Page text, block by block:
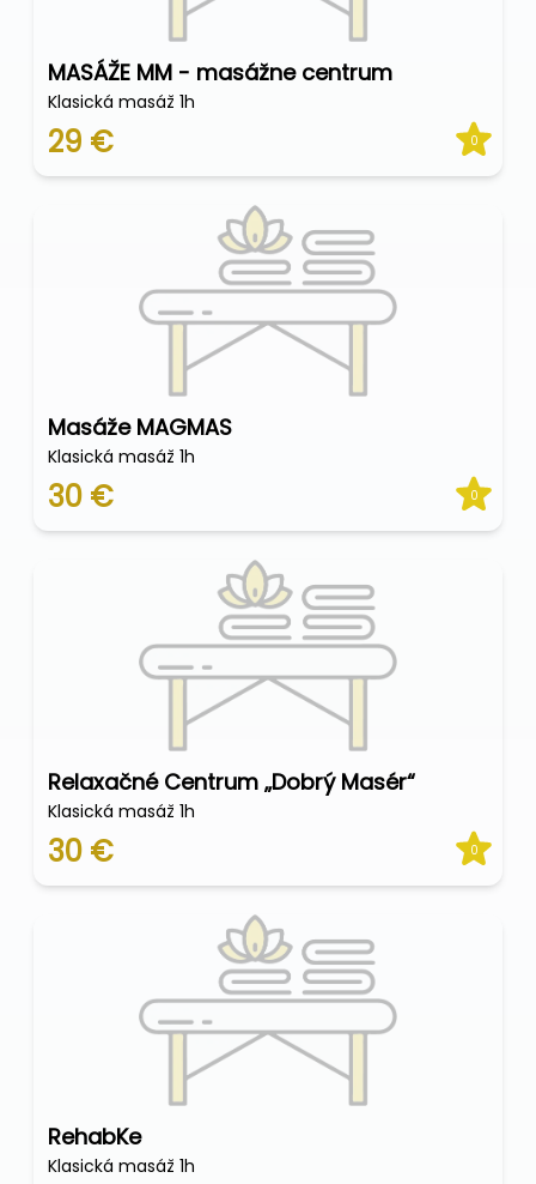
MASÁŽE MM - masážne centrum
Klasická masáž 1h
29 € 0
Masáže MAGMAS
Klasická masáž 1h
30 € 0
Relaxačné Centrum „Dobrý Masér“
Klasická masáž 1h
30 € 0
RehabKe
Klasická masáž 1h